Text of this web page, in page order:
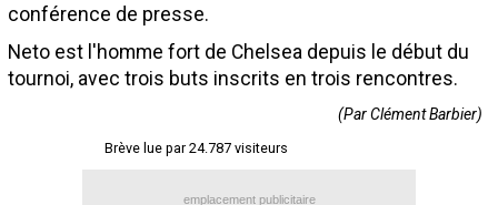
conférence de presse.
Neto est l'homme fort de Chelsea depuis le début du
tournoi, avec trois buts inscrits en trois rencontres.
(Par Clément Barbier)
Brève lue par 24.787 visiteurs
emplacement publicitaire
Contact / Signaler un bug
Recrutement Maxifoot
site web Maxifoot.fr